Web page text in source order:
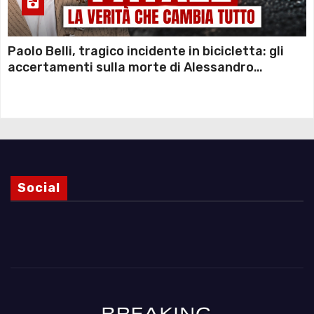
Paolo Belli, tragico incidente in bicicletta: gli
accertamenti sulla morte di Alessandro
Social